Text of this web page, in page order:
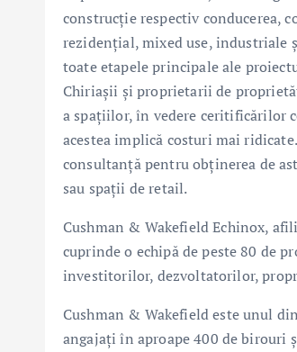
construcție respectiv conducerea,
rezidențial, mixed use, industriale
toate etapele principale ale
Chiriașii și proprietarii de
a spațiilor, în vedere ceritificărilor
acestea implică costuri mai
consultanță pentru obținerea de
sau spații de retail.
Cushman & Wakefield Echinox,
cuprinde o echipă de peste 80 de
investitorilor, dezvoltatorilor,
Cushman & Wakefield este unul
angajați în aproape 400 de birouri